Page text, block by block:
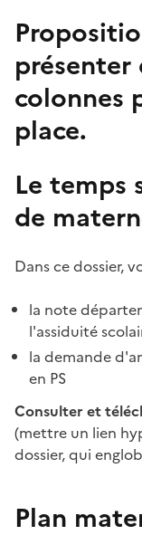
présenter
colonnes
place.
Le temps
de
Dans ce dossier,
la note
l'assiduité
la demande
en PS
Consulter et
(mettre un lien
dossier, qui
Plan